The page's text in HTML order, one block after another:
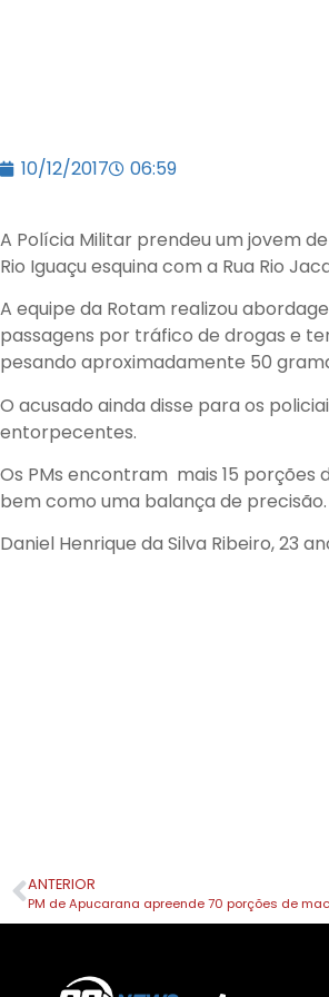
10/12/2017 06:59
A Polícia Militar prendeu um jovem
Rio Iguaçu esquina com a Rua Rio
A equipe da Rotam realizou
passagens por tráfico de drogas e
pesando aproximadamente 50
O acusado ainda disse para os
entorpecentes.
Os PMs encontram mais 15
bem como uma balança de precisão.
Daniel Henrique da Silva Ribeiro, 23
ANTERIOR
PM de Apucarana apreende 70 porções de